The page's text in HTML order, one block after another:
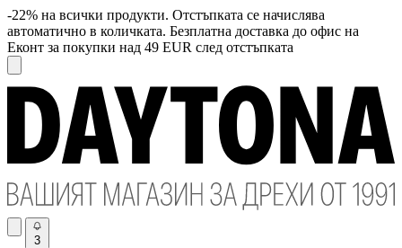
-22% на всички продукти. Отстъпката се начислява
автоматично в количката. Безплатна доставка до офис на
Еконт за покупки над 49 EUR след отстъпката
3